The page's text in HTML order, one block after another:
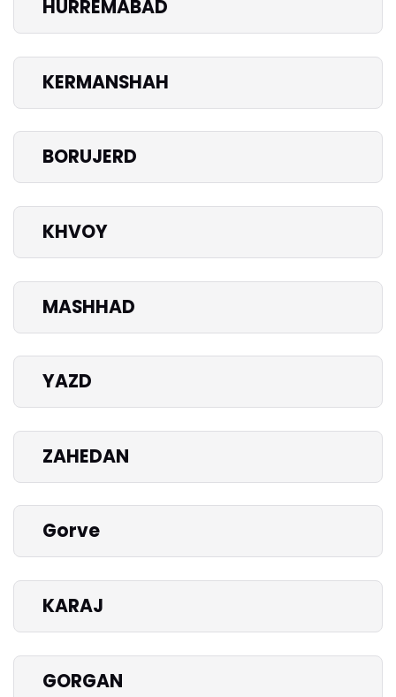
HURREMABAD
KERMANSHAH
BORUJERD
KHVOY
MASHHAD
YAZD
ZAHEDAN
Gorve
KARAJ
GORGAN